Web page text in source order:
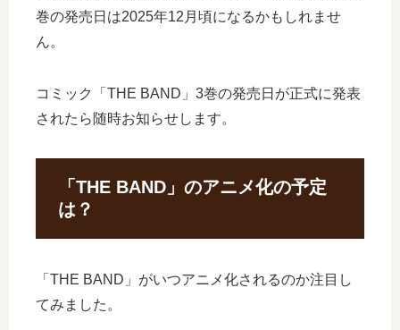
巻の発売日は2025年12月頃になるかもしれませ
ん。
コミック「THE BAND」3巻の発売日が正式に発表
されたら随時お知らせします。
「THE BAND」のアニメ化の予定
は？
「THE BAND」がいつアニメ化されるのか注目し
てみました。